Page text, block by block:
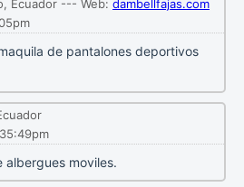
Ecuador --- Web: dambellfajas.com
de pantalones deportivos
albergues moviles.